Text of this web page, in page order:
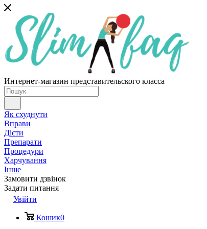
Интернет-магазин представительского класса
Як схуднути
Вправи
Дієти
Препарати
Процедури
Харчування
Інше
Замовити дзвінок
Задати питання
Увійти
Кошик0